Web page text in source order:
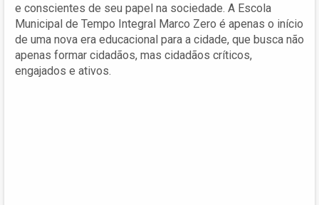
e conscientes de seu papel na sociedade. A Escola
Municipal de Tempo Integral Marco Zero é apenas o início
de uma nova era educacional para a cidade, que busca não
apenas formar cidadãos, mas cidadãos críticos,
engajados e ativos.